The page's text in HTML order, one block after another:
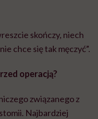
skończy, niech
chce się tak męczyć”.
operacją?
związanego z
Najbardziej